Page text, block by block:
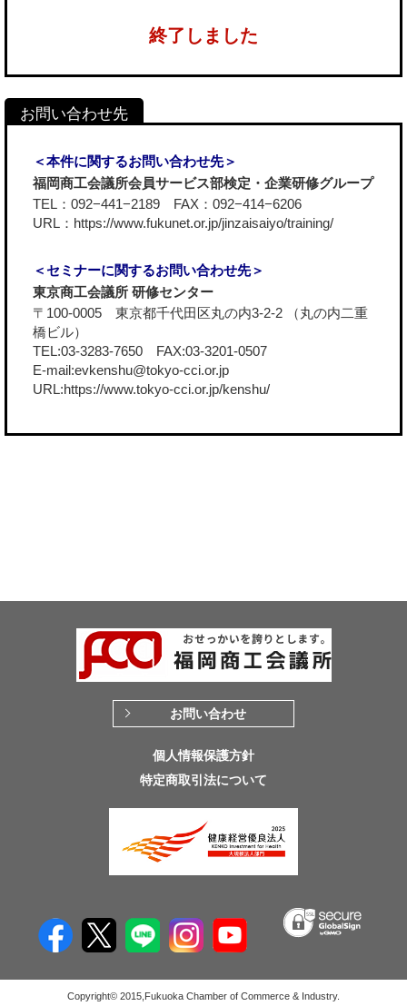
終了しました
＜本件に関するお問い合わせ先＞
福岡商工会議所会員サービス部検定・企業研修グループ
TEL：092−441−2189 FAX：092−414−6206
URL： https://www.fukunet.or.jp/jinzaisaiyo/training/
＜セミナーに関するお問い合わせ先＞
東京商工会議所 研修センター
〒100-0005 東京都千代田区丸の内3-2-2 （丸の内二重
橋ビル）
TEL:03-3283-7650 FAX:03-3201-0507
E-mail:evkenshu@tokyo-cci.or.jp
URL:https://www.tokyo-cci.or.jp/kenshu/
お問い合わせ
個人情報保護方針
特定商取引法について
Copyright© 2015,Fukuoka Chamber of Commerce & Industry.